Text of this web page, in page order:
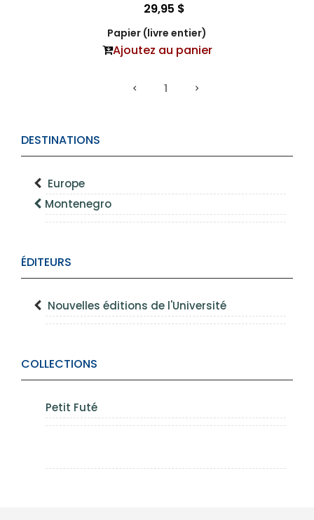
DESTINATIONS
Europe
Montenegro
ÉDITEURS
Nouvelles éditions de l'Université
COLLECTIONS
Petit Futé
29,95 $
Papier (livre entier)
Ajoutez au panier
1